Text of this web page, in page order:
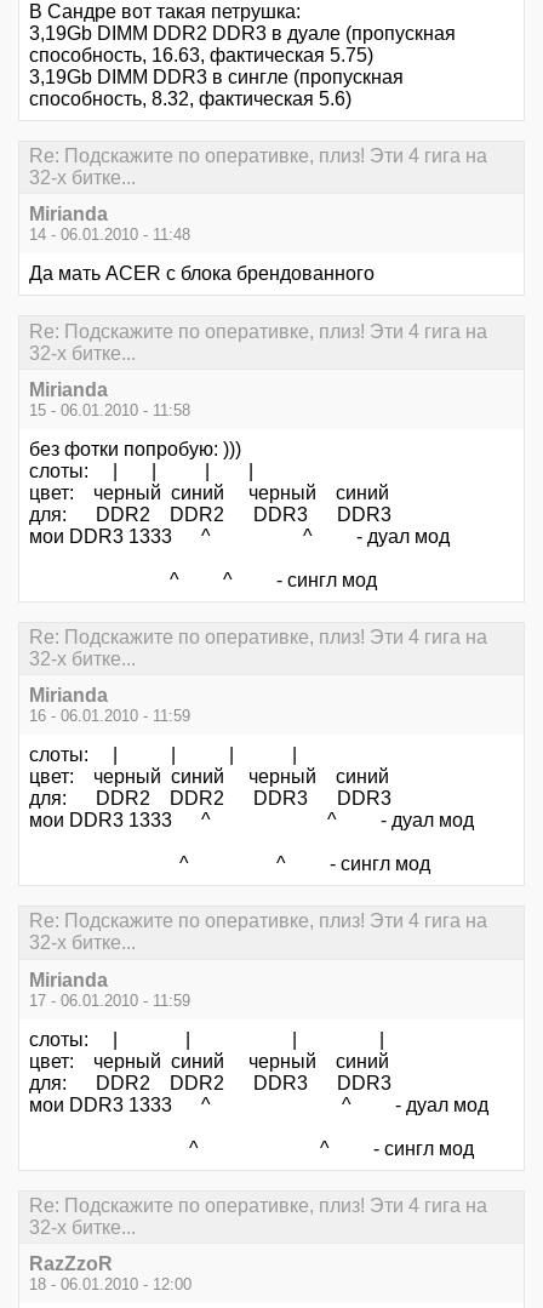
В Сандре вот такая петрушка:
3,19Gb DIMM DDR2 DDR3 в дуале (пропускная
способность, 16.63, фактическая 5.75)
3,19Gb DIMM DDR3 в сингле (пропускная
способность, 8.32, фактическая 5.6)
Re: Подскажите по оперативке, плиз! Эти 4 гига на
32-х битке...
Mirianda
14 - 06.01.2010 - 11:48
Да мать ACER с блока брендованного
Re: Подскажите по оперативке, плиз! Эти 4 гига на
32-х битке...
Mirianda
15 - 06.01.2010 - 11:58
без фотки попробую: )))
слоты: | | | |
цвет: черный синий черный синий
для: DDR2 DDR2 DDR3 DDR3
мои DDR3 1333 ^ ^ - дуал мод
^ ^ - сингл мод
Re: Подскажите по оперативке, плиз! Эти 4 гига на
32-х битке...
Mirianda
16 - 06.01.2010 - 11:59
слоты: | | | |
цвет: черный синий черный синий
для: DDR2 DDR2 DDR3 DDR3
мои DDR3 1333 ^ ^ - дуал мод
^ ^ - сингл мод
Re: Подскажите по оперативке, плиз! Эти 4 гига на
32-х битке...
Mirianda
17 - 06.01.2010 - 11:59
слоты: | | | |
цвет: черный синий черный синий
для: DDR2 DDR2 DDR3 DDR3
мои DDR3 1333 ^ ^ - дуал мод
^ ^ - сингл мод
Re: Подскажите по оперативке, плиз! Эти 4 гига на
32-х битке...
RazZzoR
18 - 06.01.2010 - 12:00